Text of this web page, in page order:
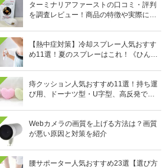
ターミナリアファーストの口コミ・評判
を調査レビュー！商品の特徴や実際に飲
【熱中症対策】冷却スプレー人気おすす
め11選！夏のスプレーはこれ！《ひんや
痔クッション人気おすすめ11選！持ち運
び用、ドーナツ型・U字型、高反発で硬
Webカメラの画質を上げる方法は？画質
が悪い原因と対策を紹介
腰サポーター人気おすすめ23選【選び方